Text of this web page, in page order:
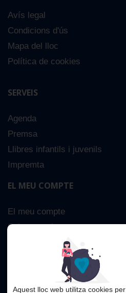
Avís legal
Condicions d'ús
Mapa del lloc
Política de cookies
SERVEIS
Agenda
Premsa
Llibres infantils i juvenils
Impremta
EL MEU COMPTE
El meu compte
Sobre nosaltres
Cerca Avançada
Aquest lloc web utilitza cookies per